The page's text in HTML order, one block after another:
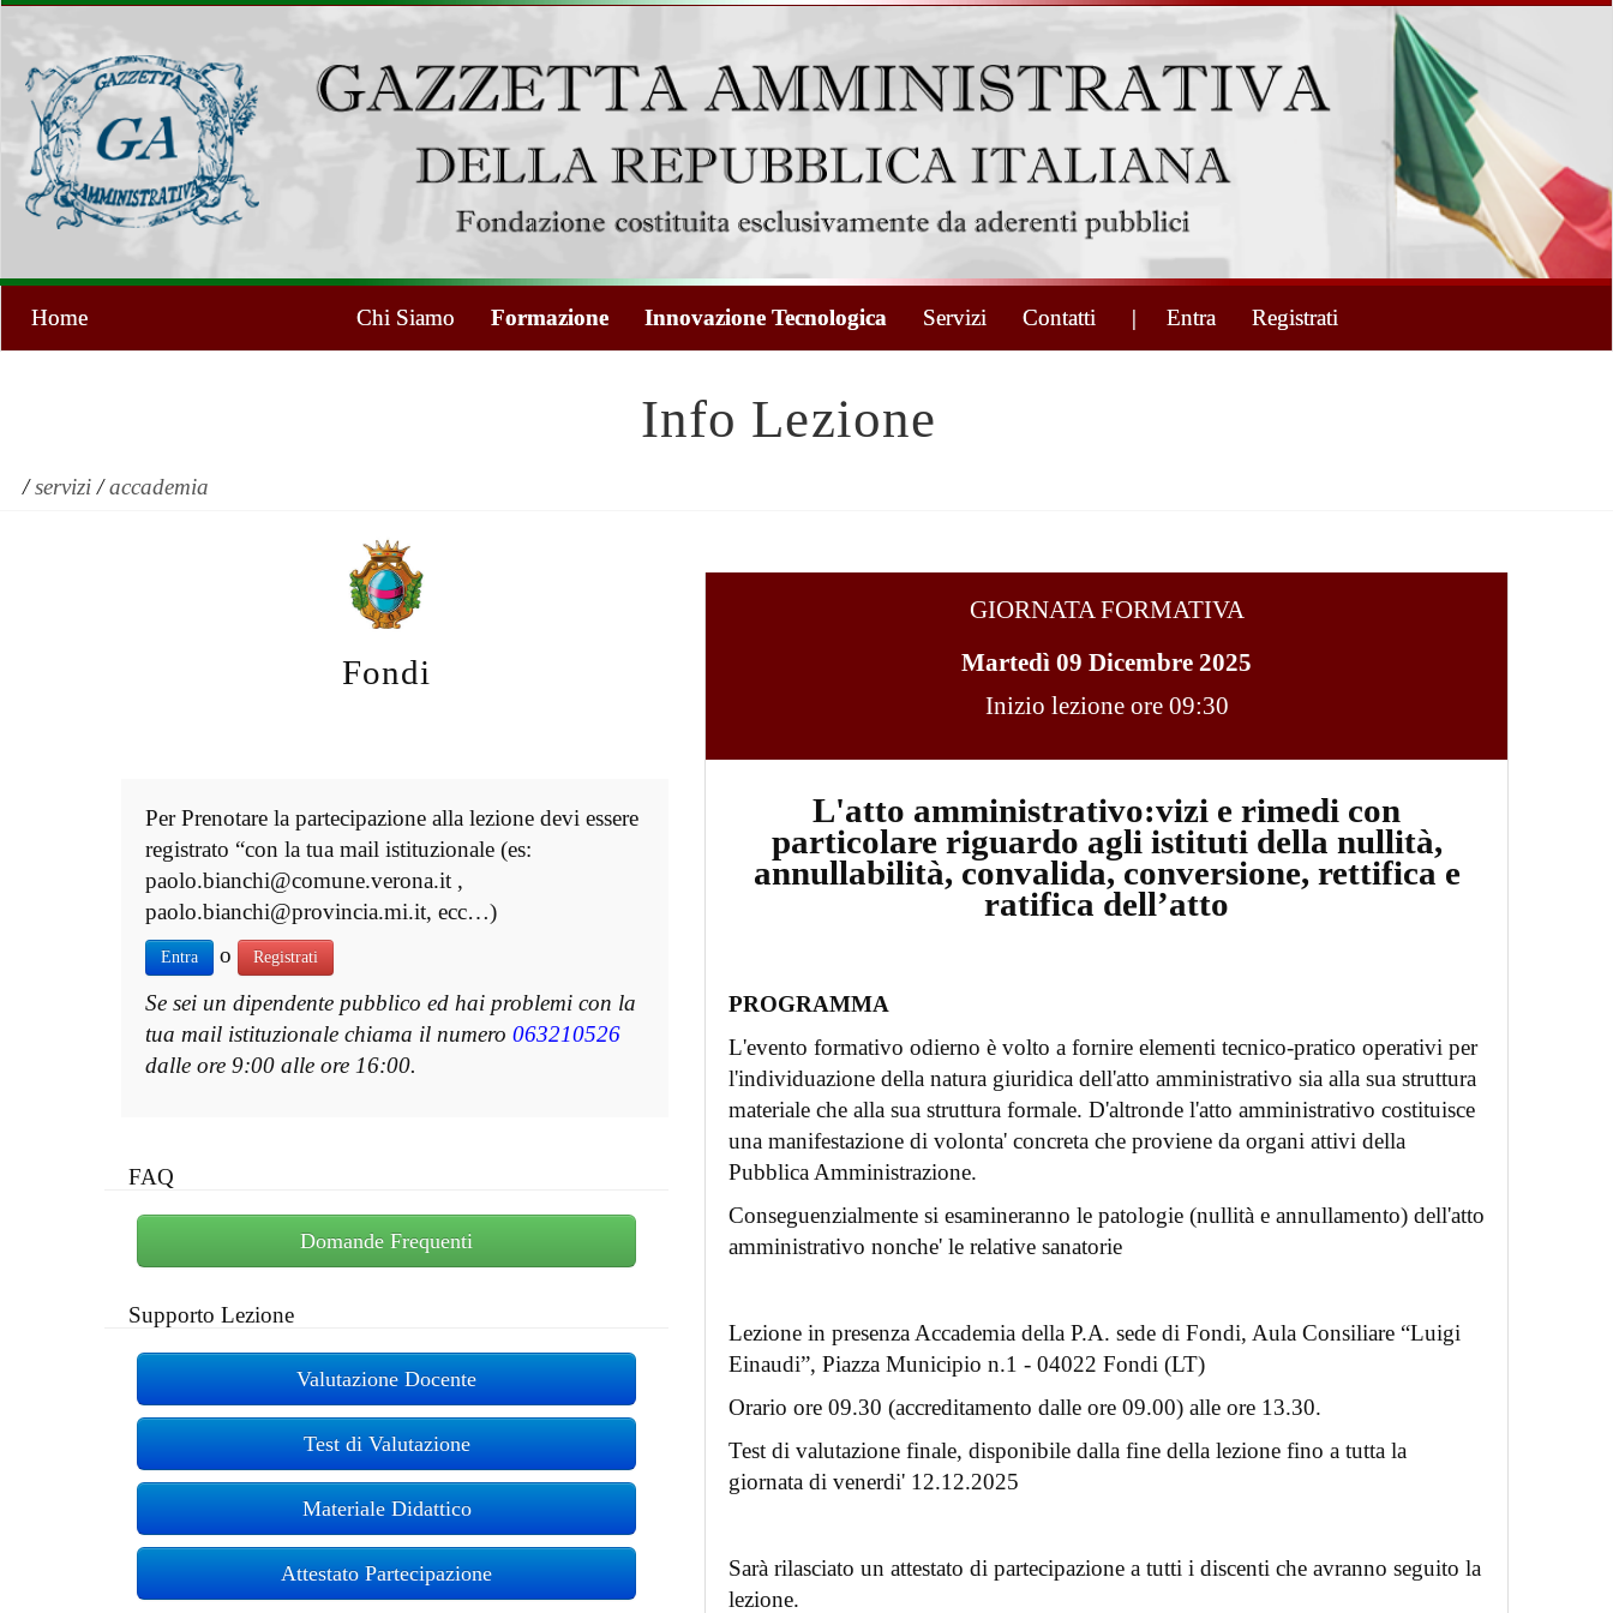
Home Chi Siamo Formazione Innovazione Tecnologica Servizi Contatti | Entra Registrati
Info Lezione
/servizi/accademia
Fondi
Per Prenotare la partecipazione alla lezione devi essere
registrato “con la tua mail istituzionale (es:
paolo.bianchi@comune.verona.it ,
paolo.bianchi@provincia.mi.it, ecc…)
Entra o Registrati
Se sei un dipendente pubblico ed hai problemi con la
tua mail istituzionale chiama il numero 063210526
dalle ore 9:00 alle ore 16:00.
FAQ
Domande Frequenti
Supporto Lezione
Valutazione Docente
Test di Valutazione
Materiale Didattico
Attestato Partecipazione
GIORNATA FORMATIVA
Martedì 09 Dicembre 2025
Inizio lezione ore 09:30
L'atto amministrativo:vizi e rimedi con
particolare riguardo agli istituti della nullità,
annullabilità, convalida, conversione, rettifica e
ratifica dell’atto
PROGRAMMA
L'evento formativo odierno è volto a fornire elementi tecnico-pratico operativi per
l'individuazione della natura giuridica dell'atto amministrativo sia alla sua struttura
materiale che alla sua struttura formale. D'altronde l'atto amministrativo costituisce
una manifestazione di volonta' concreta che proviene da organi attivi della
Pubblica Amministrazione.
Conseguenzialmente si esamineranno le patologie (nullità e annullamento) dell'atto
amministrativo nonche' le relative sanatorie
Lezione in presenza Accademia della P.A. sede di Fondi, Aula Consiliare “Luigi
Einaudi”, Piazza Municipio n.1 - 04022 Fondi (LT)
Orario ore 09.30 (accreditamento dalle ore 09.00) alle ore 13.30.
Test di valutazione finale, disponibile dalla fine della lezione fino a tutta la
giornata di venerdi' 12.12.2025
Sarà rilasciato un attestato di partecipazione a tutti i discenti che avranno seguito la
lezione.